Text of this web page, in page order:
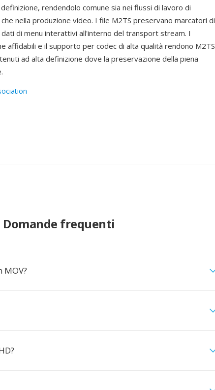
rendendolo comune sia nei flussi di lavoro di
nella produzione video. I file M2TS preservano marcatori di
di menu interattivi all'interno del transport stream. I
affidabili e il supporto per codec di alta qualità rendono M2TS
ad alta definizione dove la preservazione della piena
Domande frequenti
MOV?